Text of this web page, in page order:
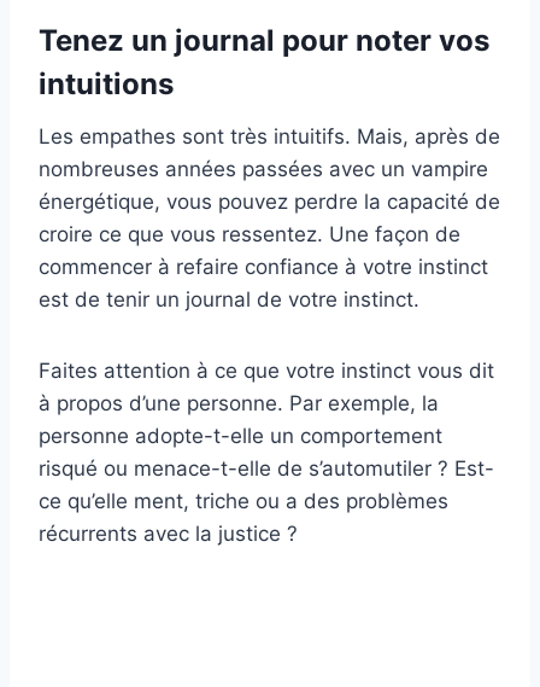
Tenez un journal pour noter vos
intuitions
Les empathes sont très intuitifs. Mais, après de
nombreuses années passées avec un vampire
énergétique, vous pouvez perdre la capacité de
croire ce que vous ressentez. Une façon de
commencer à refaire confiance à votre instinct
est de tenir un journal de votre instinct.
Faites attention à ce que votre instinct vous dit
à propos d’une personne. Par exemple, la
personne adopte-t-elle un comportement
risqué ou menace-t-elle de s’automutiler ? Est-
ce qu’elle ment, triche ou a des problèmes
récurrents avec la justice ?